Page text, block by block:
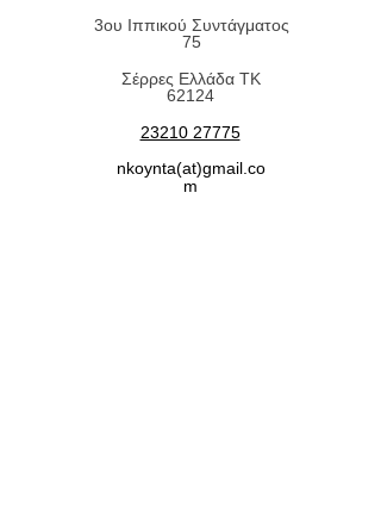
3ου Ιππικού Συντάγματος
75
Σέρρες Ελλάδα ΤΚ
62124
23210 27775
nkoynta(at)gmail.co
m